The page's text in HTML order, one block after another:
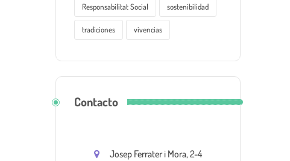
Responsabilitat Social sostenibilidad
tradiciones vivencias
Contacto
Josep Ferrater i Mora, 2-4